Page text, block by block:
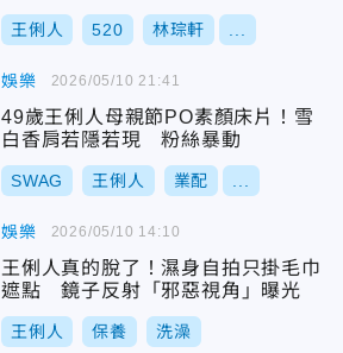
王俐人 520 林琮軒
娛樂
49歲王俐人母親節PO素顏床片！雪
白香肩若隱若現 粉絲暴動
SWAG 王俐人 業配
2026/05/10 21:41
娛樂
王俐人真的脫了！濕身自拍只掛毛巾
遮點 鏡子反射「邪惡視角」曝光
王俐人 保養 洗澡
2026/05/10 14:10